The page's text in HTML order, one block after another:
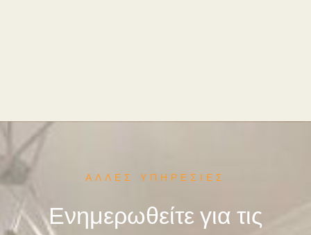
ΑΛΛΕΣ ΥΠΗΡΕΣΙΕΣ
Ενημερωθείτε για τις